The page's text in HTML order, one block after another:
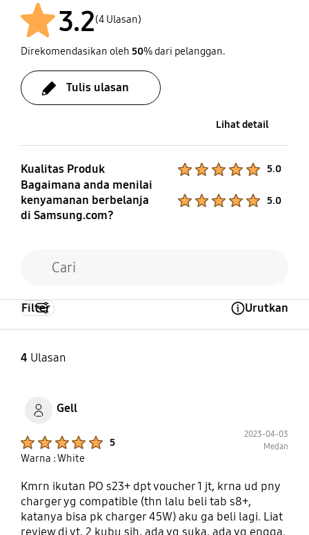
3.2(4 Ulasan)
Direkomendasikan oleh 50% dari pelanggan.
Tulis ulasan
Lihat detail
Kualitas Produk 5.0
Bagaimana anda menilai
kenyamanan berbelanja
di Samsung.com?
5.0
4 Ulasan
Filter Urutkan
Gell
5
2023-04-03
Medan
Warna : White
Kmrn ikutan PO s23+ dpt voucher 1 jt, krna ud pny
charger yg compatible (thn lalu beli tab s8+,
katanya bisa pk charger 45W) aku ga beli lagi. Liat